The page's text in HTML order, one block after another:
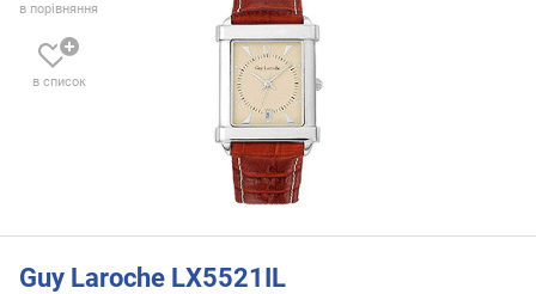
в порівняння
в список
Guy Laroche LX5521IL